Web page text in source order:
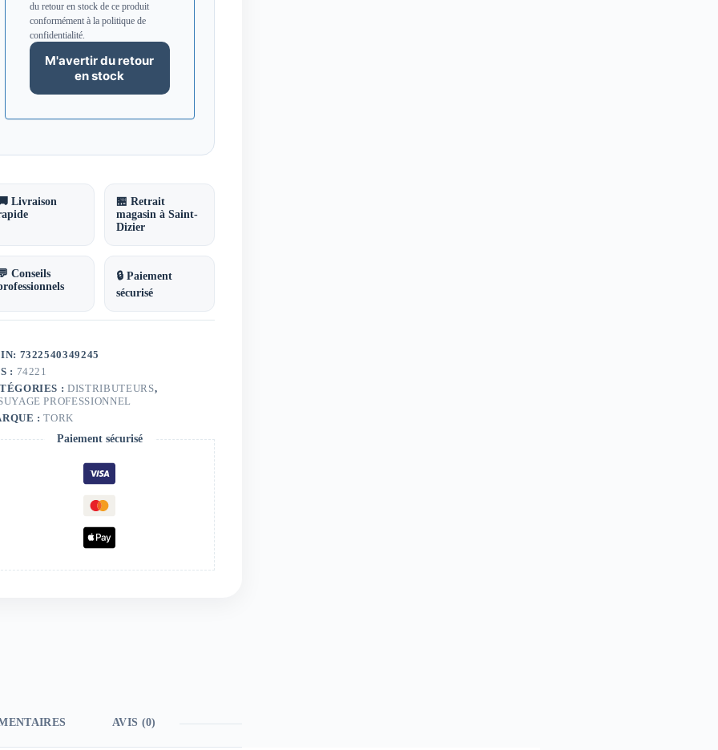
du retour en stock de ce produit
conformément à la politique de
confidentialité.
Livraison
🏪 Retrait
magasin à Saint-
Dizier
Conseils
🔒 Paiement
sécurisé
7322540349245
: 74221
:DISTRIBUTEURS,
PROFESSIONNEL
:TORK
Paiement sécurisé
AVIS (0)